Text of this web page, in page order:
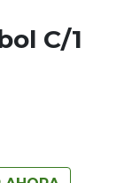
C/1